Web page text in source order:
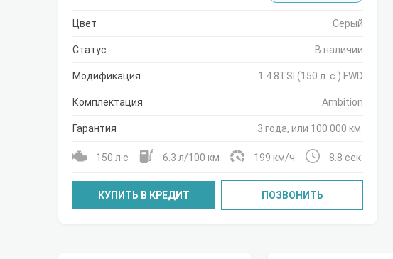
Цвет Серый
Статус В наличии
Модификация 1.4 8TSI (150 л. с.) FWD
Комплектация Ambition
Гарантия 3 года, или 100 000 км.
150 л.с 6.3 л/100 км 199 км/ч 8.8 сек.
КУПИТЬ В КРЕДИТ ПОЗВОНИТЬ